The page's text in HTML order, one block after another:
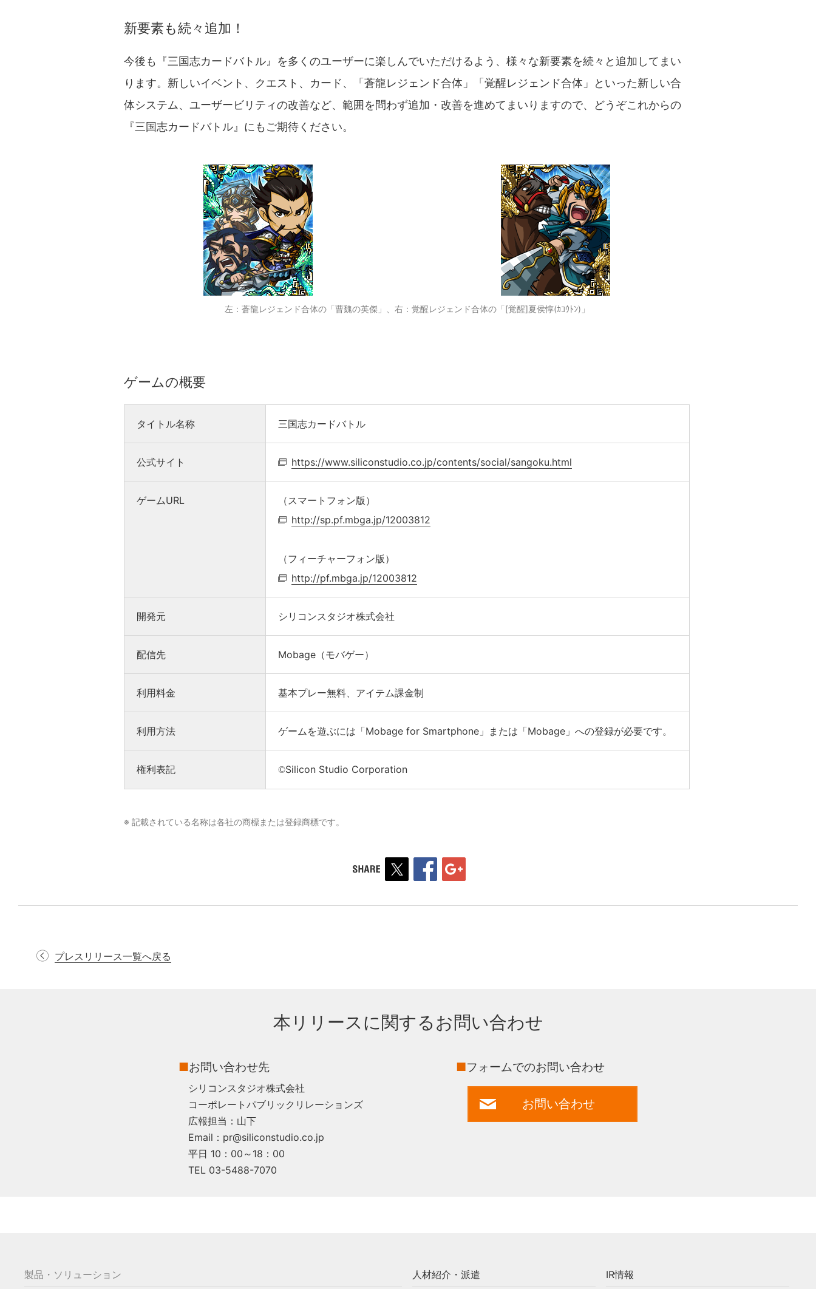
新要素も続々追加！
今後も『三国志カードバトル』を多くのユーザーに楽しんでいただけるよう、様々な新要素を続々と追加してまい
ります。新しいイベント、クエスト、カード、「蒼龍レジェンド合体」「覚醒レジェンド合体」といった新しい合
体システム、ユーザービリティの改善など、範囲を問わず追加・改善を進めてまいりますので、どうぞこれからの
『三国志カードバトル』にもご期待ください。
左：蒼龍レジェンド合体の「曹魏の英傑」、右：覚醒レジェンド合体の「[覚醒]夏侯惇(ｶｺｳﾄﾝ)」
ゲームの概要
タイトル名称 三国志カードバトル
公式サイト https://www.siliconstudio.co.jp/contents/social/sangoku.html
ゲームURL
（スマートフォン版）
http://sp.pf.mbga.jp/12003812
（フィーチャーフォン版）
http://pf.mbga.jp/12003812
開発元 シリコンスタジオ株式会社
配信先 Mobage（モバゲー）
利用料金 基本プレー無料、アイテム課金制
利用方法 ゲームを遊ぶには「Mobage for Smartphone」または「Mobage」への登録が必要です。
権利表記 ©Silicon Studio Corporation
※ 記載されている名称は各社の商標または登録商標です。
プレスリリース一覧へ戻る
本リリースに関するお問い合わせ
■お問い合わせ先
シリコンスタジオ株式会社
コーポレートパブリックリレーションズ
広報担当：山下
Email：pr@siliconstudio.co.jp
平日 10：00～18：00
TEL 03-5488-7070
■フォームでのお問い合わせ
お問い合わせ
製品・ソリューション 人材紹介・派遣 IR情報